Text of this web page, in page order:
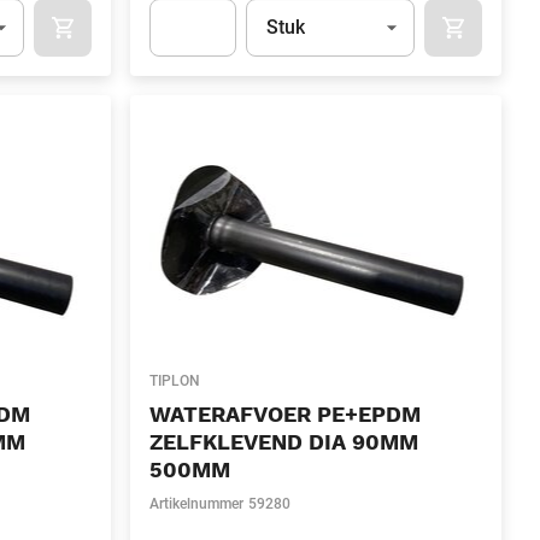
APOK.CATEGORY.PRODUCTS.CART.ADDTOCART
Eenheid
Stuk
TIPLON
WATERAFVOER PE+EPDM
ZELFKLEVEND DIA 90MM
500MM
Artikelnummer 59280